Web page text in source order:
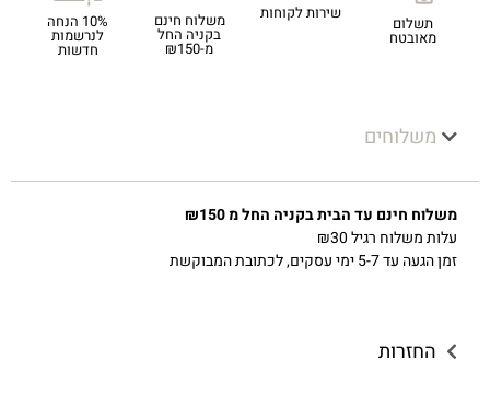
תשלום
מאובטח
שירות לקוחות משלוח חינם
בקניה החל
מ-₪150
10% הנחה
לנרשמות
חדשות
משלוחים
משלוח חינם עד הבית בקניה החל מ ₪150
עלות משלוח רגיל ₪30
זמן הגעה עד 5-7 ימי עסקים, לכתובת המבוקשת
החזרות